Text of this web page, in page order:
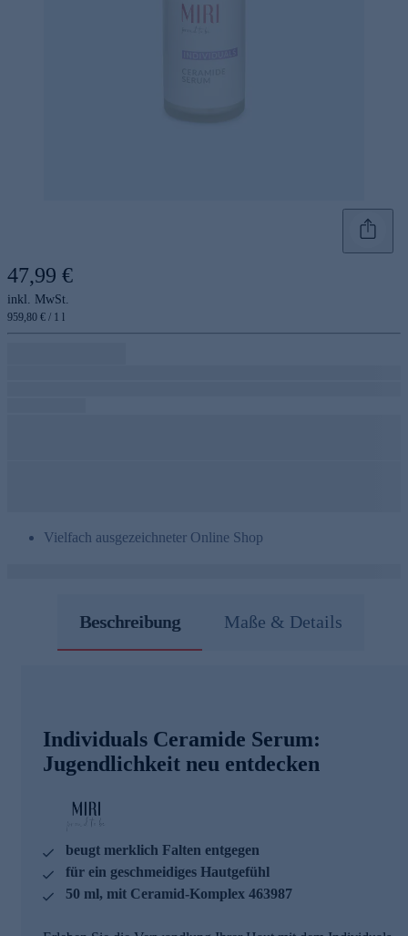
47,99 €
inkl. MwSt.
959,80 € / 1 l
Vielfach ausgezeichneter Online Shop
Beschreibung Maße & Details
Individuals Ceramide Serum:
Jugendlichkeit neu entdecken
beugt merklich Falten entgegen
für ein geschmeidiges Hautgefühl
50 ml, mit Ceramid-Komplex 463987